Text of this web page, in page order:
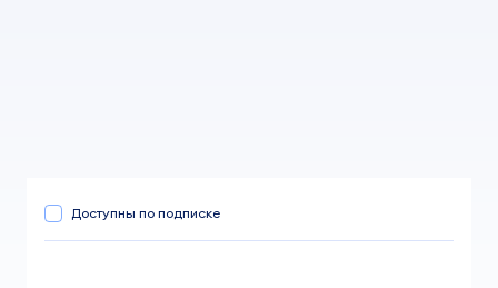
Доступны по подписке